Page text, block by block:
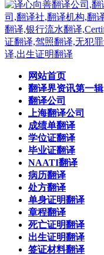
网站首页
翻译界资讯第一辑
翻译公司
上海翻译公司
成绩单翻译
学位证翻译
毕业证翻译
NAATI翻译
病历翻译
处方翻译
单身证明翻译
章程翻译
死亡证明翻译
出生证明翻译
签证材料翻译